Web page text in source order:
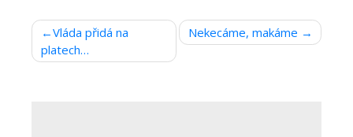
Navigace
pro
Vláda přidá na
platech…
Nekecáme, makáme